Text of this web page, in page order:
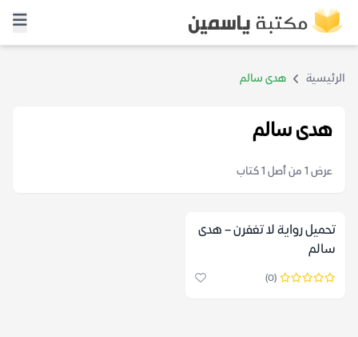
الرئيسية هدى سالم
هدى سالم
عرض 1 من أصل 1 كتاب
تحميل رواية لا تغفرن – هدى
سالم
(0)